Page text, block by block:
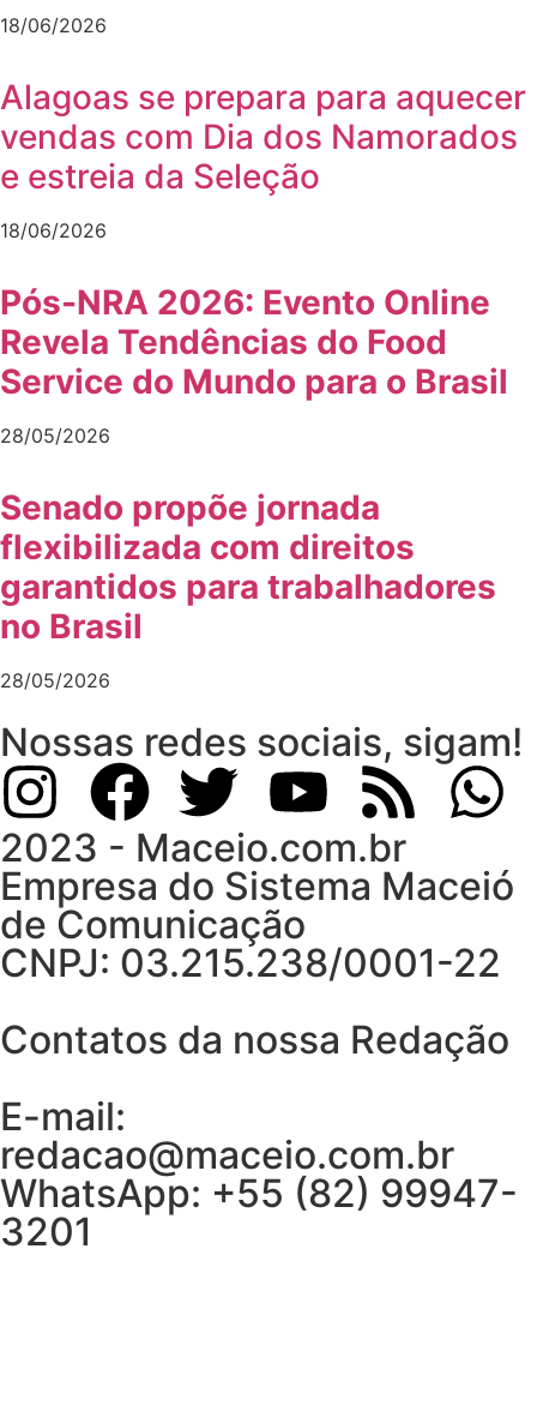
18/06/2026
Alagoas se prepara para aquecer
vendas com Dia dos Namorados
e estreia da Seleção
18/06/2026
Pós-NRA 2026: Evento Online
Revela Tendências do Food
Service do Mundo para o Brasil
28/05/2026
Senado propõe jornada
flexibilizada com direitos
garantidos para trabalhadores
no Brasil
28/05/2026
Nossas redes sociais, sigam!
2023 - Maceio.com.br
Empresa do Sistema Maceió
de Comunicação
CNPJ: 03.215.238/0001-22
Contatos da nossa Redação
E-mail:
redacao@maceio.com.br
WhatsApp: +55 (82) 99947-
3201